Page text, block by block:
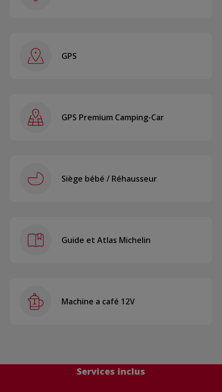
GPS
GPS Premium Camping-Car
Siège bébé / Réhausseur
Guide et Atlas Michelin
Machine a café 12V
Services inclus